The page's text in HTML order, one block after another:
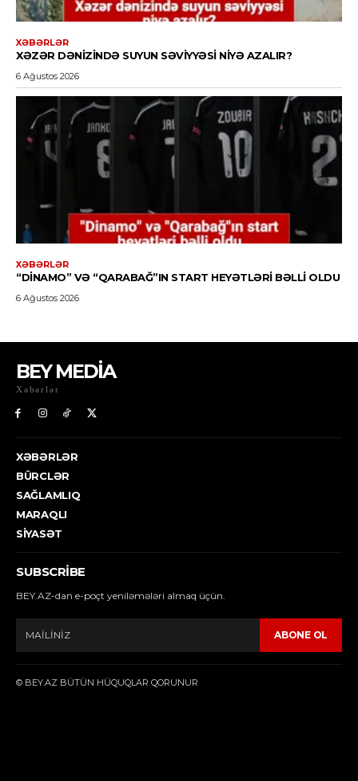
BEY MEDİA
Xəbərlər
XƏBƏRLƏR
BÜRCLƏR
SAĞLAMLIQ
MARAQLI
SIYASƏT
SUBSCRIBE
BEY.AZ-dan e-poçt yeniləmələri almaq üçün.
ABONE OL
© BEY.AZ BÜTÜN HÜQUQLAR QORUNUR